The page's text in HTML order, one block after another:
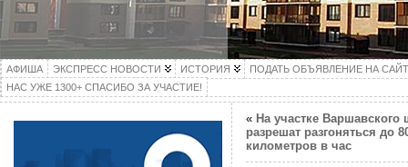
АФИША ЭКСПРЕСС НОВОСТИ ИСТОРИЯ
ПОДАТЬ ОБЪЯВЛЕНИЕ НА
НАС УЖЕ 1300+ СПАСИБО ЗА УЧАСТИЕ!
« На участке Варшавского
разрешат разгоняться до
километров в час